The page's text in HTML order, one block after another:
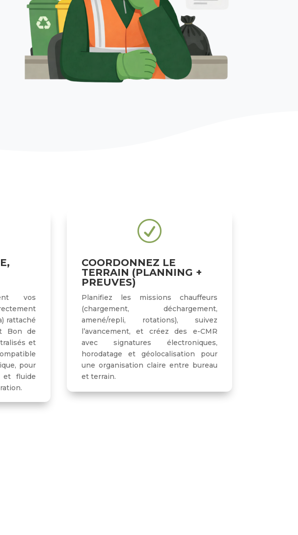
vos
rattaché
Bon de
et
pour
et fluide
R
COORDONNEZ LE
TERRAIN (PLANNING +
PREUVES)
Planifiez les missions chauffeurs
(chargement, déchargement,
amené/repli, rotations), suivez
l’avancement, et créez des e-CMR
avec signatures électroniques,
horodatage et géolocalisation pour
une organisation claire entre bureau
et terrain.